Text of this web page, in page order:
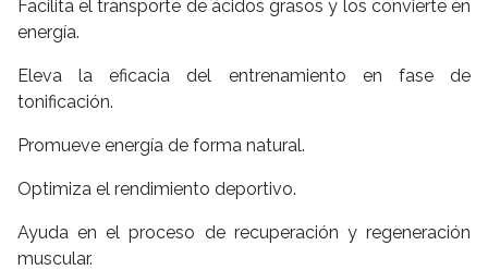
Facilita el transporte de ácidos grasos y los convierte en
energía.
Eleva la eficacia del entrenamiento en fase de
tonificación.
Promueve energía de forma natural.
Optimiza el rendimiento deportivo.
Ayuda en el proceso de recuperación y regeneración
muscular.